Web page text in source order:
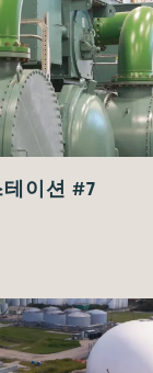
이션 #7